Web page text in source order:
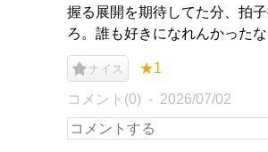
握る展開を期待してた分、拍
ろ。誰も好きになれんかったな
ナイス ★1
コメント(0) 2026/07/02